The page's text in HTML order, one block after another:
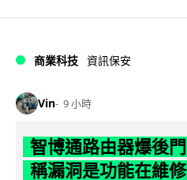
商業科技 資訊保安
Vin 9 小時
智博通路由器爆後
稱漏洞是功能在維